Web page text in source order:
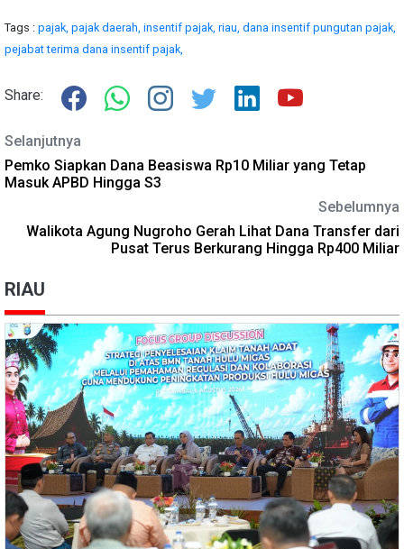
Tags : pajak, pajak daerah, insentif pajak, riau, dana insentif pungutan pajak,
pejabat terima dana insentif pajak,
Share:
Selanjutnya
Pemko Siapkan Dana Beasiswa Rp10 Miliar yang Tetap
Masuk APBD Hingga S3
Sebelumnya
Walikota Agung Nugroho Gerah Lihat Dana Transfer dari
Pusat Terus Berkurang Hingga Rp400 Miliar
RIAU